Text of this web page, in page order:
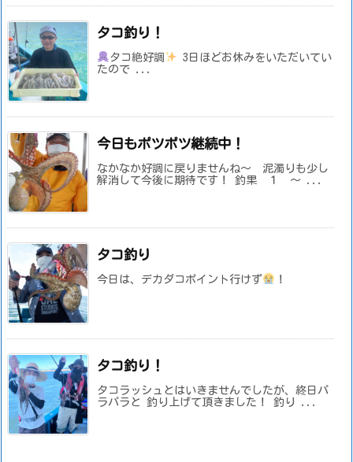
タコ釣り！
タコ絶好調
3日ほどお休みをいただいてい
たので ...
今日もポツポツ継続中！
なかなか好調に戻りませんね～ 泥濁りも少し
解消して今後に期待です！ 釣果 １ ～ ...
タコ釣り
今日は、デカダコポイント行けず ！
タコ釣り！
タコラッシュとはいきませんでしたが、終日パ
ラパラと 釣り上げて頂きました！ 釣り ...